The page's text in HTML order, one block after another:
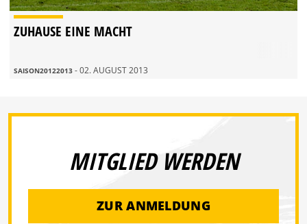
ZUHAUSE EINE MACHT
SAISON20122013 - 02. AUGUST 2013
MITGLIED WERDEN
ZUR ANMELDUNG